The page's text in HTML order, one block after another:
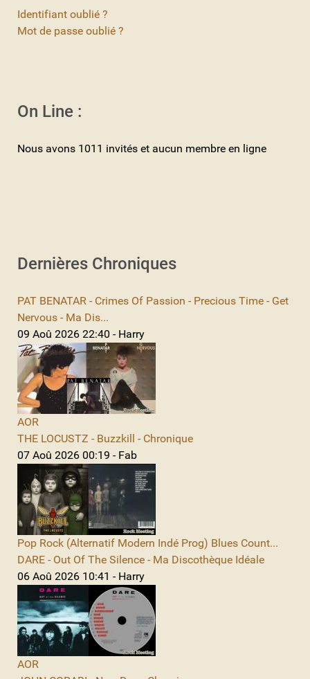
Identifiant oublié ?
Mot de passe oublié ?
On Line :
Nous avons 1011 invités et aucun membre en ligne
Dernières Chroniques
PAT BENATAR - Crimes Of Passion - Precious Time - Get
Nervous - Ma Dis...
09 Aoû 2026 22:40 - Harry
AOR
THE LOCUSTZ - Buzzkill - Chronique
07 Aoû 2026 00:19 - Fab
Pop Rock (Alternatif Modern Indé Prog) Blues Count...
DARE - Out Of The Silence - Ma Discothèque Idéale
06 Aoû 2026 10:41 - Harry
AOR